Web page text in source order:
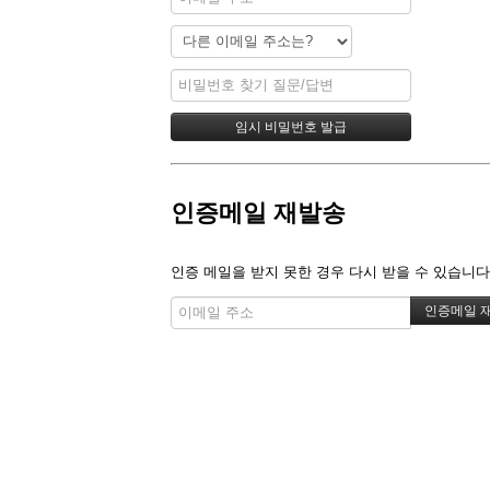
인증메일 재발송
인증 메일을 받지 못한 경우 다시 받을 수 있습니